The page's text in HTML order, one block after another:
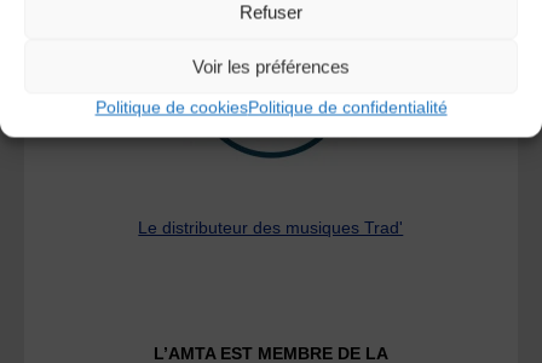
Refuser
Voir les préférences
Politique de cookiesPolitique de confidentialité
Le distributeur des musiques Trad'
L’AMTA EST MEMBRE DE LA